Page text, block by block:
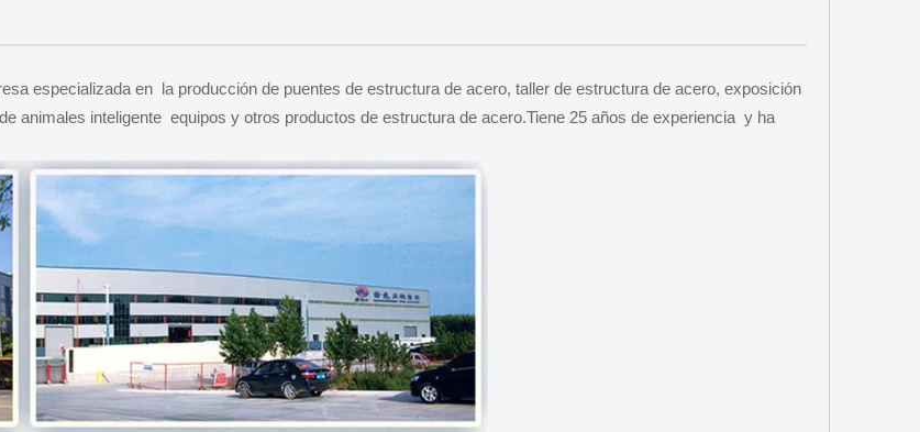
especializada en la producción de puentes de estructura de acero, taller de estructura de acero, exposición
animales inteligente equipos y otros productos de estructura de acero.Tiene 25 años de experiencia y ha